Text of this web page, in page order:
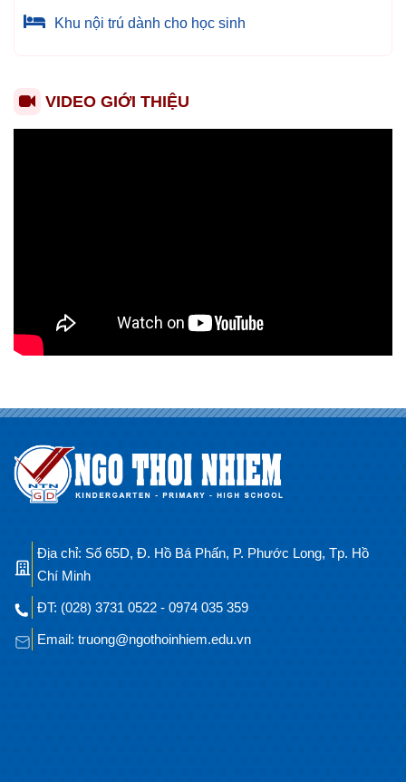
Khu nội trú dành cho học sinh
VIDEO GIỚI THIỆU
Địa chỉ: Số 65D, Đ. Hồ Bá Phấn, P. Phước Long, Tp. Hồ
Chí Minh
ĐT: (028) 3731 0522 - 0974 035 359
Email: truong@ngothoinhiem.edu.vn